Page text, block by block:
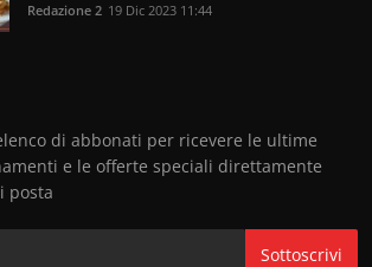
Redazione 2 19 Dic 2023 11:44
di abbonati per ricevere le ultime
e le offerte speciali direttamente
posta
Sottoscrivi